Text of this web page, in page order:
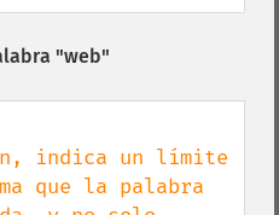
"web"
indica un límite
que la palabra